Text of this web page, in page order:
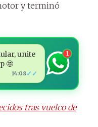
y terminó
unite
🤩
14:08✓✓
1
tras vuelco de